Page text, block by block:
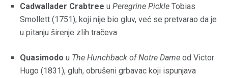
Cadwallader Crabtree u Peregrine Pickle Tobias
Smollett (1751), koji nije bio gluv, već se pretvarao da je
u pitanju širenje zlih tračeva
Quasimodo u The Hunchback of Notre Dame od Victor
Hugo (1831), gluh, obrušeni grbavac koji ispunjava